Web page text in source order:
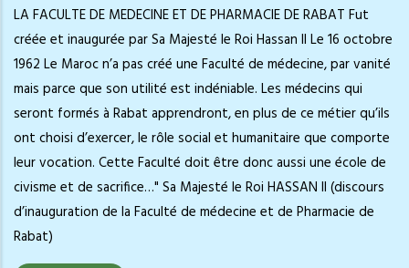
LA FACULTE DE MEDECINE ET DE PHARMACIE DE RABAT Fut
créée et inaugurée par Sa Majesté le Roi Hassan II Le 16 octobre
1962 Le Maroc n’a pas créé une Faculté de médecine, par vanité
mais parce que son utilité est indéniable. Les médecins qui
seront formés à Rabat apprendront, en plus de ce métier qu’ils
ont choisi d’exercer, le rôle social et humanitaire que comporte
leur vocation. Cette Faculté doit être donc aussi une école de
civisme et de sacrifice…" Sa Majesté le Roi HASSAN II (discours
d’inauguration de la Faculté de médecine et de Pharmacie de
Rabat)